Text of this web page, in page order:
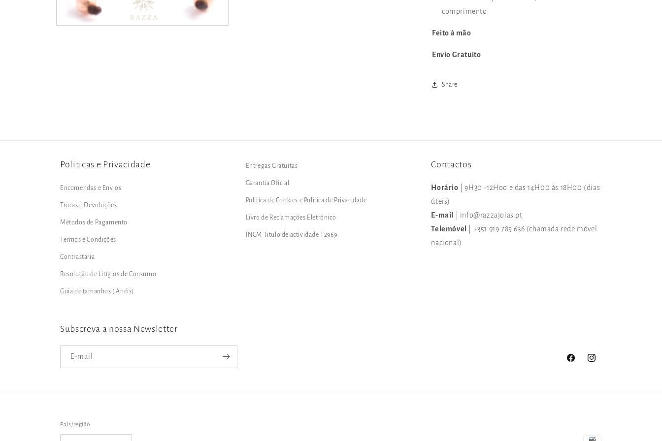
comprimento
Feito à mão
Envio Gratuito
Share
Politicas e Privacidade
Encomendas e Envios
Trocas e Devoluções
Métodos de Pagamento
Termos e Condições
Contrastaria
Resolução de Litígios de Consumo
Guia de tamanhos ( Anéis)
Entregas Gratuitas
Garantia Oficial
Politica de Cookies e Politica de Privacidade
Livro de Reclamações Eletrónico
INCM Titulo de actividade T2969
Contactos
Horário | 9H30 -12Hoo e das 14H00 às 18H00 (dias
úteis)
E-mail
| info@razzajoias.pt
Telemóvel
| +351 919 785 636 (chamada rede móvel
nacional)
Subscreva a nossa Newsletter
E-mail
FacebookInstagram
País/região